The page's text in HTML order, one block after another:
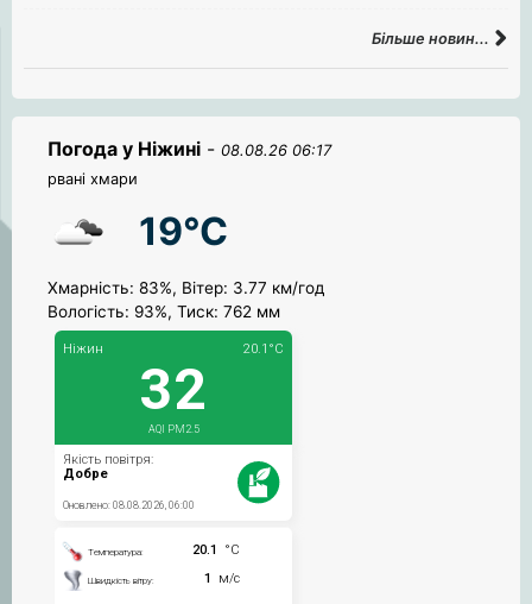
Більше новин...
Погода у Ніжині - 08.08.26 06:17
рвані хмари
19°C
Хмарність: 83%, Вітер: 3.77 км/год
Вологість: 93%, Тиск: 762 мм